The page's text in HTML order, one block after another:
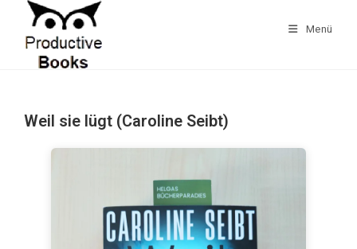
springen
Menü
Weil sie lügt (Caroline Seibt)